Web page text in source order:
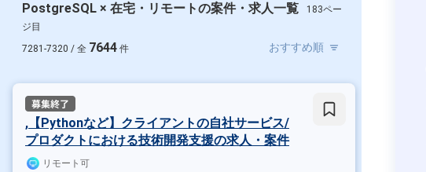
PostgreSQL × 在宅・リモートの案件・求人一覧
183ペー
ジ目
7281-7320 / 全 7644 件
,【Pythonなど】クライアントの自社サービス/
プロダクトにおける技術開発支援の求人・案件
リモート可